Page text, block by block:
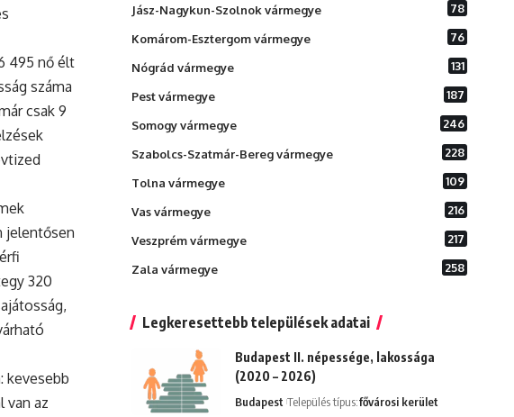
495 nő élt
száma
csak 9
jelentősen
320
kevesebb
van az
Jász-Nagykun-Szolnok vármegye 78
Komárom-Esztergom vármegye 76
Nógrád vármegye 131
Pest vármegye 187
Somogy vármegye 246
Szabolcs-Szatmár-Bereg vármegye 228
Tolna vármegye 109
Vas vármegye 216
Veszprém vármegye 217
Zala vármegye 258
Legkeresettebb települések adatai
Budapest II. népessége, lakossága
(2020 – 2026)
Budapest Település típus:fővárosi kerület